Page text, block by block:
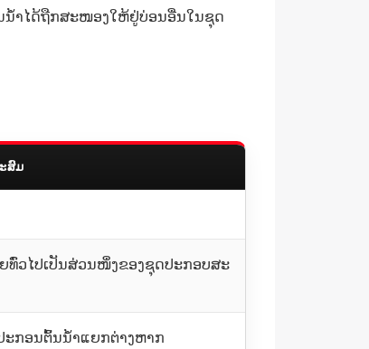
ນໍ້າໄດ້ຖືກສະໜອງໃຫ້ຢູ່ບ່ອນອື່ນໃນຊຸດ
ສົມ
ທົ່ວໄປເປັນສ່ວນໜຶ່ງຂອງຊຸດປະກອບສະ
ະກອນຕົ້ນນໍ້າແຍກຕ່າງຫາກ